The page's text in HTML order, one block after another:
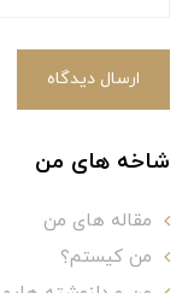
ارسال دیدگاه
شاخه های من
مقاله های من
من کیستم؟